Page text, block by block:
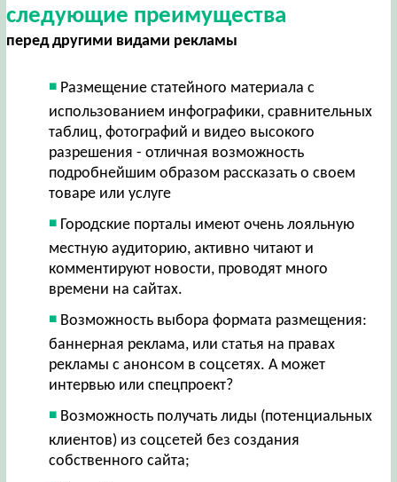
следующие преимущества
перед другими видами рекламы
Размещение статейного материала с
использованием инфографики, сравнительных
таблиц, фотографий и видео высокого
разрешения - отличная возможность
подробнейшим образом рассказать о своем
товаре или услуге
Городские порталы имеют очень лояльную
местную аудиторию, активно читают и
комментируют новости, проводят много
времени на сайтах.
Возможность выбора формата размещения:
баннерная реклама, или статья на правах
рекламы с анонсом в соцсетях. А может
интервью или спецпроект?
Возможность получать лиды (потенциальных
клиентов) из соцсетей без создания
собственного сайта;